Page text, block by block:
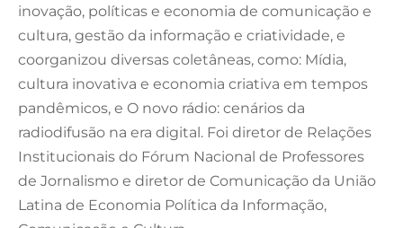
inovação, políticas e economia de comunicação e
cultura, gestão da informação e criatividade, e
coorganizou diversas coletâneas, como: Mídia,
cultura inovativa e economia criativa em tempos
pandêmicos, e O novo rádio: cenários da
radiodifusão na era digital. Foi diretor de Relações
Institucionais do Fórum Nacional de Professores
de Jornalismo e diretor de Comunicação da União
Latina de Economia Política da Informação,